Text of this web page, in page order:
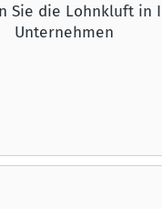
Sie die Lohnkluft in
Unternehmen